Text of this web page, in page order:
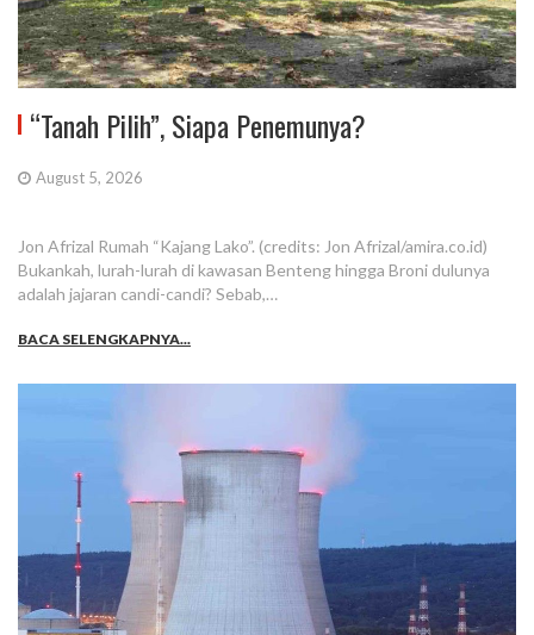
“Tanah Pilih”, Siapa Penemunya?
August 5, 2026
Jon Afrizal Rumah “Kajang Lako”. (credits: Jon Afrizal/amira.co.id)
Bukankah, lurah-lurah di kawasan Benteng hingga Broni dulunya
adalah jajaran candi-candi? Sebab,…
BACA SELENGKAPNYA...